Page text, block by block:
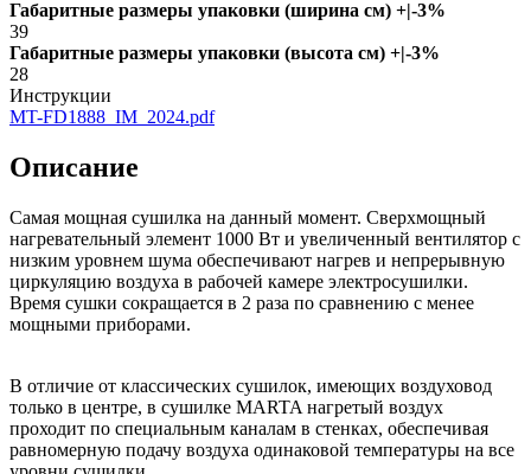
Габаритные размеры упаковки (ширина см) +|-3%
39
Габаритные размеры упаковки (высота см) +|-3%
28
Инструкции
MT-FD1888_IM_2024.pdf
Описание
Самая мощная сушилка на данный момент. Сверхмощный
нагревательный элемент 1000 Вт и увеличенный вентилятор с
низким уровнем шума обеспечивают нагрев и непрерывную
циркуляцию воздуха в рабочей камере электросушилки.
Время сушки сокращается в 2 раза по сравнению с менее
мощными приборами.
В отличие от классических сушилок, имеющих воздуховод
только в центре, в сушилке MARTA нагретый воздух
проходит по специальным каналам в стенках, обеспечивая
равномерную подачу воздуха одинаковой температуры на все